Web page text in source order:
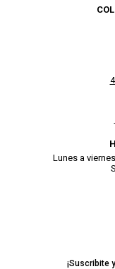
¡Suscribite
Lunes a